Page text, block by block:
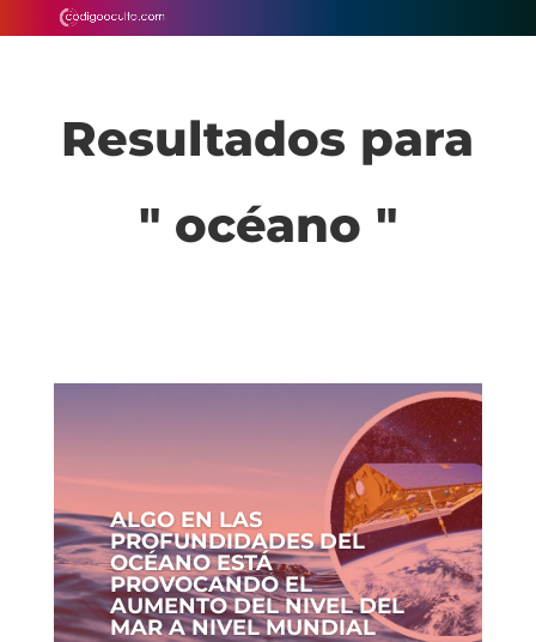
Resultados para
" océano "
ALGO EN LAS
PROFUNDIDADES DEL
OCÉANO ESTÁ
PROVOCANDO EL
AUMENTO DEL NIVEL DEL
MAR A NIVEL MUNDIAL